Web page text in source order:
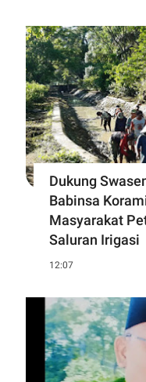
Dukung
Babinsa
Masyarakat
Saluran Irigasi
12:07